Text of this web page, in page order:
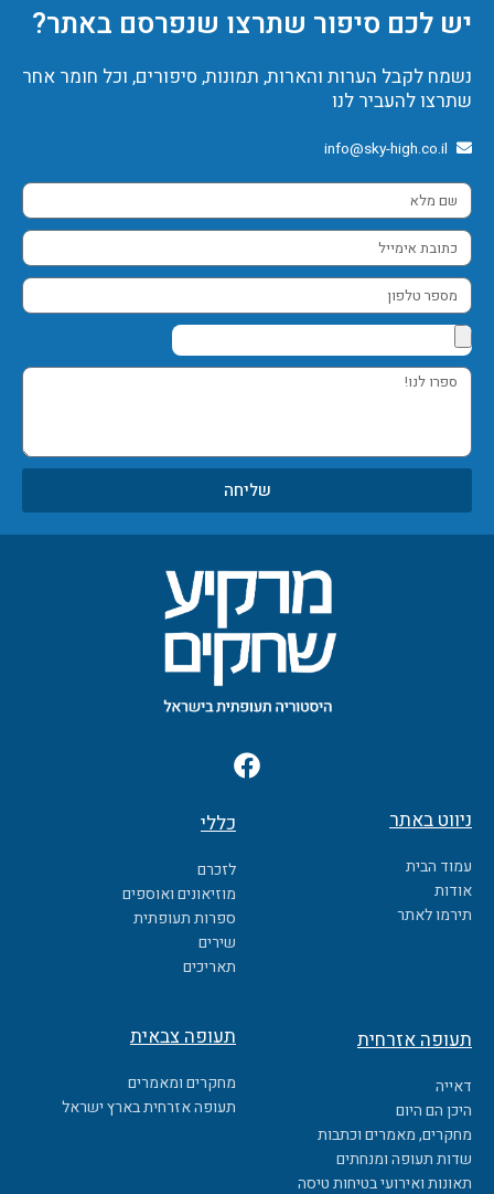
יש לכם סיפור שתרצו שנפרסם באתר?
נשמח לקבל הערות והארות, תמונות, סיפורים, וכל חומר אחר
שתרצו להעביר לנו
info@sky-high.co.il
שם
מלא
כתובת
אימייל
מספר
טלפון
ספרו
שליחה
F
a
ניווט באתר
עמוד הבית
אודות
תירמו לאתר
כללי
לזכרם
מוזיאונים ואוספים
ספרות תעופתית
שירים
תאריכים
תעופה אזרחית
דאייה
היכן הם היום
מחקרים, מאמרים וכתבות
שדות תעופה ומנחתים
תאונות ואירועי בטיחות טיסה
תעופה צבאית
מחקרים ומאמרים
תעופה אזרחית בארץ ישראל